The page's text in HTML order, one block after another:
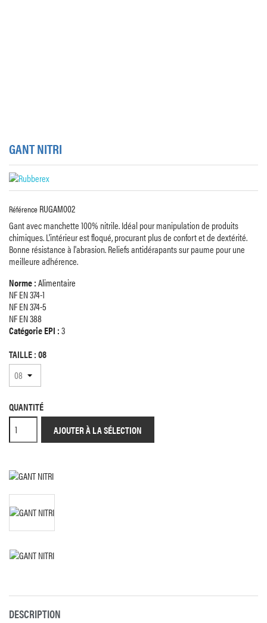
GANT NITRI
Référence RUGAM002
Gant avec manchette 100% nitrile. Idéal pour manipulation de produits
chimiques. L'intérieur est floqué, procurant plus de confort et de dextérité.
Bonne résistance à l'abrasion. Reliefs antidérapants sur paume pour une
meilleure adhérence.
Norme :Alimentaire
NF EN 374-1
NF EN 374-5
NF EN 388
Catégorie EPI :3
TAILLE : 08
QUANTITÉ
AJOUTER À LA SÉLECTION
DESCRIPTION